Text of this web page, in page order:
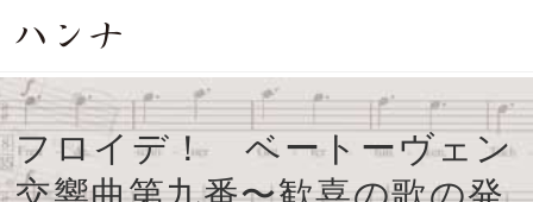
フロイデ！ ベートーヴェン